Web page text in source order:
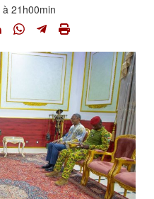
21h00min